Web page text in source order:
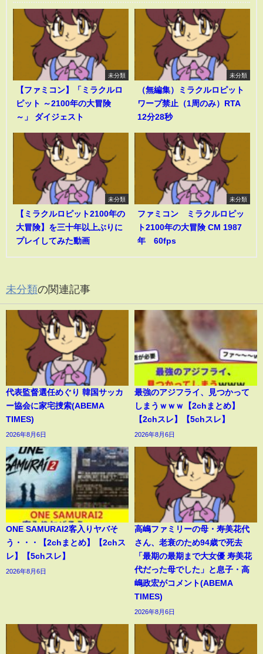
未分類
【ファミコン】「ミラクルロ
ピット ～2100年の大冒険
～」 ダイジェスト
未分類
（無編集）ミラクルロピット
ワープ禁止（1周のみ）RTA
12分28秒
未分類
【ミラクルロピット2100年の
大冒険】を三十年以上ぶりに
プレイしてみた動画
未分類
ファミコン ミラクルロピッ
ト2100年の大冒険 CM 1987
年 60fps
未分類の関連記事
代表監督選任めぐり 韓国サッカ
ー協会に家宅捜索(ABEMA
TIMES)
2026年8月6日
最強のアジフライ、見つかって
しまうｗｗｗ【2chまとめ】
【2chスレ】【5chスレ】
2026年8月6日
ONE SAMURAI2客入りヤバそ
う・・・【2chまとめ】【2chス
レ】【5chスレ】
2026年8月6日
高嶋ファミリーの母・寿美花代
さん、老衰のため94歳で死去
「最期の最期まで大女優 寿美花
代だった母でした」と息子・高
嶋政宏がコメント(ABEMA
TIMES)
2026年8月6日